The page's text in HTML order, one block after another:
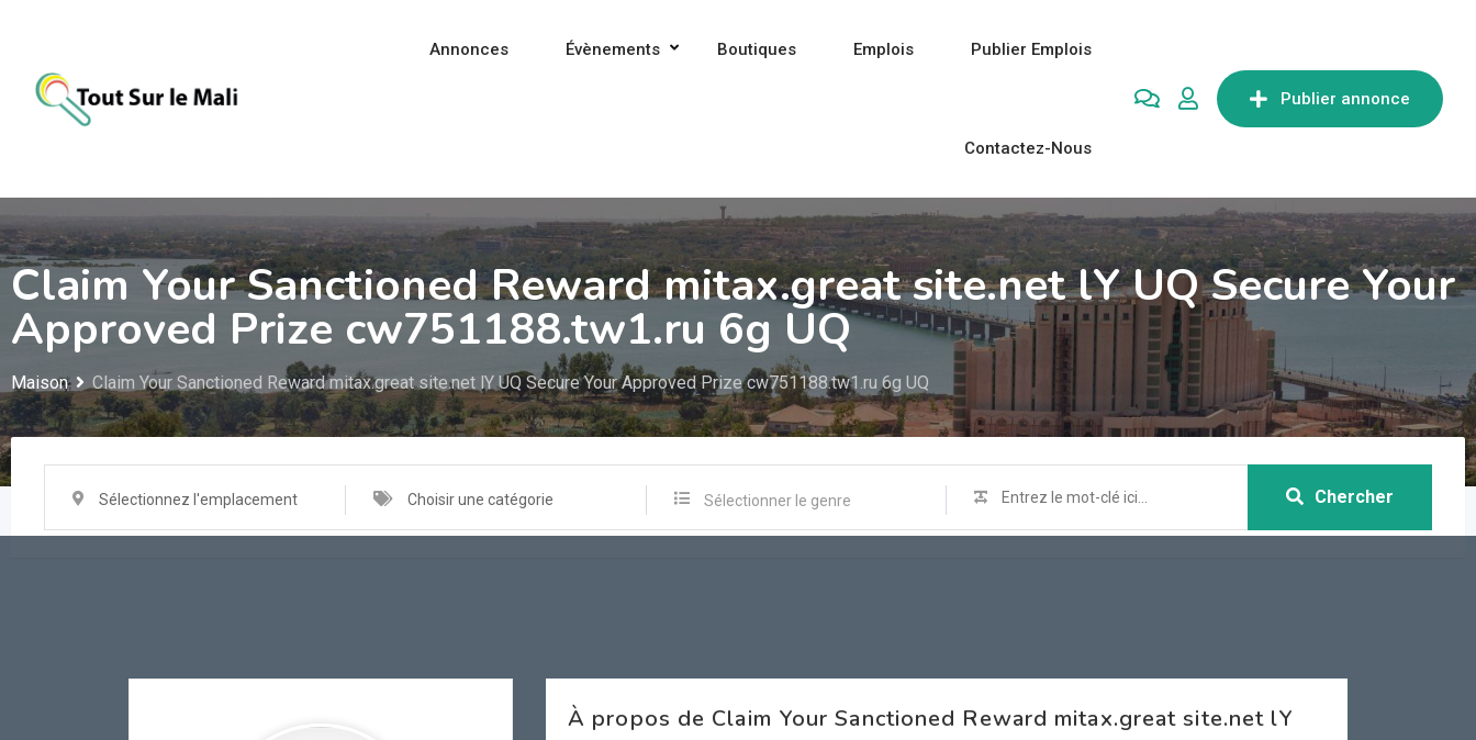
contenu
Publier annonce
Annonces Évènements Boutiques Emplois Publier Emplois
Contactez-Nous
Claim Your Sanctioned Reward mitax.great site.net lY UQ Secure Your
Approved Prize cw751188.tw1.ru 6g UQ
Maison Claim Your Sanctioned Reward mitax.great site.net lY UQ Secure Your Approved Prize cw751188.tw1.ru 6g UQ
Sélectionnez l'emplacement Choisir une catégorie Sélectionner le genre Chercher
À propos de Claim Your Sanctioned Reward mitax.great site.net lY